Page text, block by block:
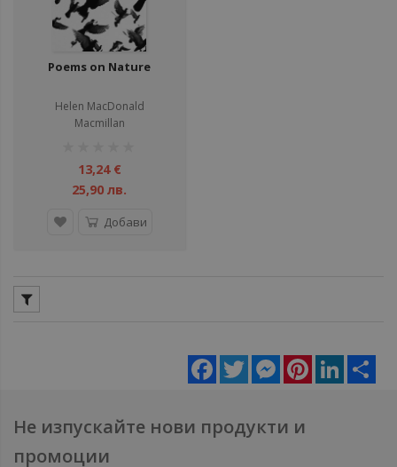
Poems on Nature
Helen MacDonald
Macmillan
13,24 €
25,90 лв.
Добави
Facebook
Twitter MessengerPinterestLinkedIn
Не изпускайте нови продукти и
промоции